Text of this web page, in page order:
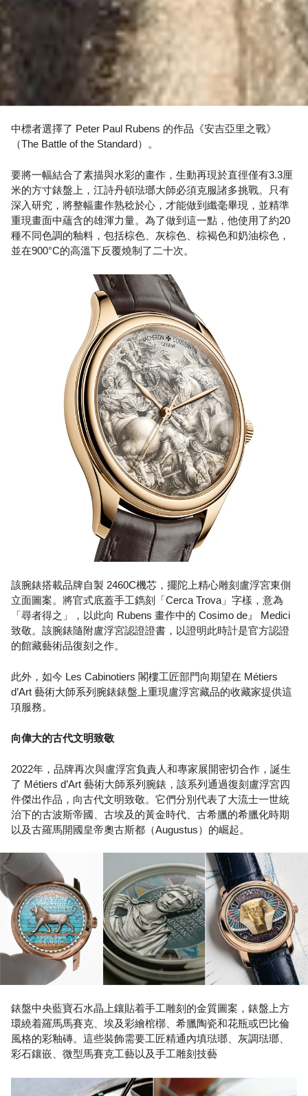
中標者選擇了 Peter Paul Rubens 的作品《安吉亞里之戰》
（The Battle of the Standard）。
要將一幅結合了素描與水彩的畫作，生動再現於直徑僅有3.3厘
米的方寸錶盤上，江詩丹頓琺瑯大師必須克服諸多挑戰。只有
深入研究，將整幅畫作熟稔於心，才能做到纖毫畢現，並精準
重現畫面中蘊含的雄渾力量。為了做到這一點，他使用了約20
種不同色調的釉料，包括棕色、灰棕色、棕褐色和奶油棕色，
並在900°C的高溫下反覆燒制了二十次。
該腕錶搭載品牌自製 2460C機芯，擺陀上精心雕刻盧浮宮東側
立面圖案。將官式底蓋手工鐫刻「Cerca Trova」字樣，意為
「尋者得之」，以此向 Rubens 畫作中的 Cosimo de』 Medici
致敬。該腕錶隨附盧浮宮認證證書，以證明此時計是官方認證
的館藏藝術品復刻之作。
此外，如今 Les Cabinotiers 閣樓工匠部門向期望在 Métiers
d’Art 藝術大師系列腕錶錶盤上重現盧浮宮藏品的收藏家提供這
項服務。
向偉大的古代文明致敬
2022年，品牌再次與盧浮宮負責人和專家展開密切合作，誕生
了 Métiers d’Art 藝術大師系列腕錶，該系列通過復刻盧浮宮四
件傑出作品，向古代文明致敬。它們分別代表了大流士一世統
治下的古波斯帝國、古埃及的黃金時代、古希臘的希臘化時期
以及古羅馬開國皇帝奧古斯都（Augustus）的崛起。
錶盤中央藍寶石水晶上鑲貼着手工雕刻的金質圖案，錶盤上方
環繞着羅馬馬賽克、埃及彩繪棺槨、希臘陶瓷和花瓶或巴比倫
風格的彩釉磚。這些裝飾需要工匠精通內填琺瑯、灰調琺瑯、
彩石鑲嵌、微型馬賽克工藝以及手工雕刻技藝